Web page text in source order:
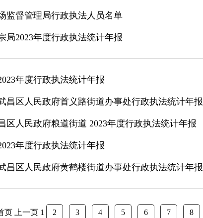
监督管理局行政执法人员名单
局2023年度行政执法统计年报
年度行政执法统计年报
昌区人民政府首义路街道办事处行政执法统计年报
区人民政府粮道街道 2023年度行政执法统计年报
年度行政执法统计年报
昌区人民政府黄鹤楼街道办事处行政执法统计年报
页 上一页 1 2 3 4 5 6 7 8